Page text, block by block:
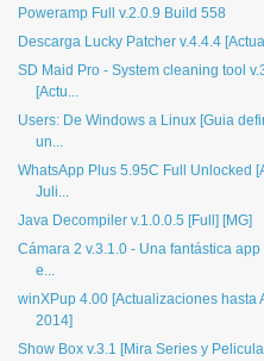
Poweramp Full v.2.0.9 Build 558
Descarga Lucky Patcher v.4.4.4
SD Maid Pro - System cleaning tool
[Actu...
Users: De Windows a Linux [Guia
un...
WhatsApp Plus 5.95C Full Unlocked
Juli...
Java Decompiler v.1.0.0.5 [Full] [MG]
Cámara 2 v.3.1.0 - Una fantástica
e...
winXPup 4.00 [Actualizaciones hasta
2014]
Show Box v.3.1 [Mira Series y